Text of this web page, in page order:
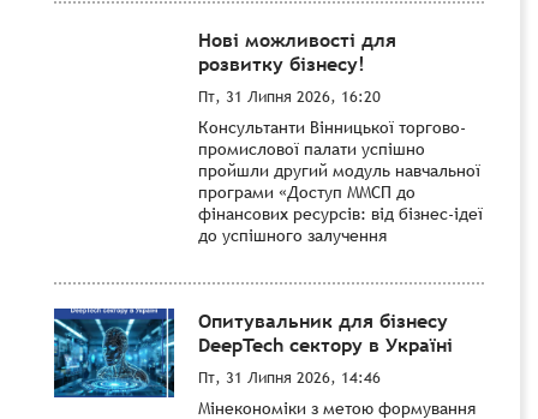
Нові можливості для
розвитку бізнесу!
Пт, 31 Липня 2026, 16:20
Консультанти Вінницької торгово-
промислової палати успішно
пройшли другий модуль навчальної
програми «Доступ ММСП до
фінансових ресурсів: від бізнес-ідеї
до успішного залучення
Опитувальник для бізнесу
DeepTech сектору в Україні
Пт, 31 Липня 2026, 14:46
Мінекономіки з метою формування